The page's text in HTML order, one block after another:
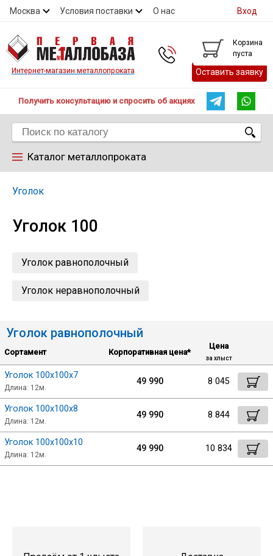
Москва Условия поставки О нас
Контакты
Вход
Интернет-магазин металлопроката
Корзина
пуста
Оставить заявку
Получить консультацию и спросить об акциях
Каталог металлопроката
Труба
Лист
Уголок
Балка
Полоса
Квадрат стальной
Круг
Катанка
Уголок
Уголок 100
Уголок равнополочный
Уголок неравнополочный
Уголок равнополочный
Сортамент Корпоративная цена*
Цена
за хлыст
Уголок 100х100х7
Длина: 12м.
49 990 8 045
Уголок 100х100х8
Длина: 12м.
49 990 8 844
Уголок 100х100х10
Длина: 12м.
49 990 10 834